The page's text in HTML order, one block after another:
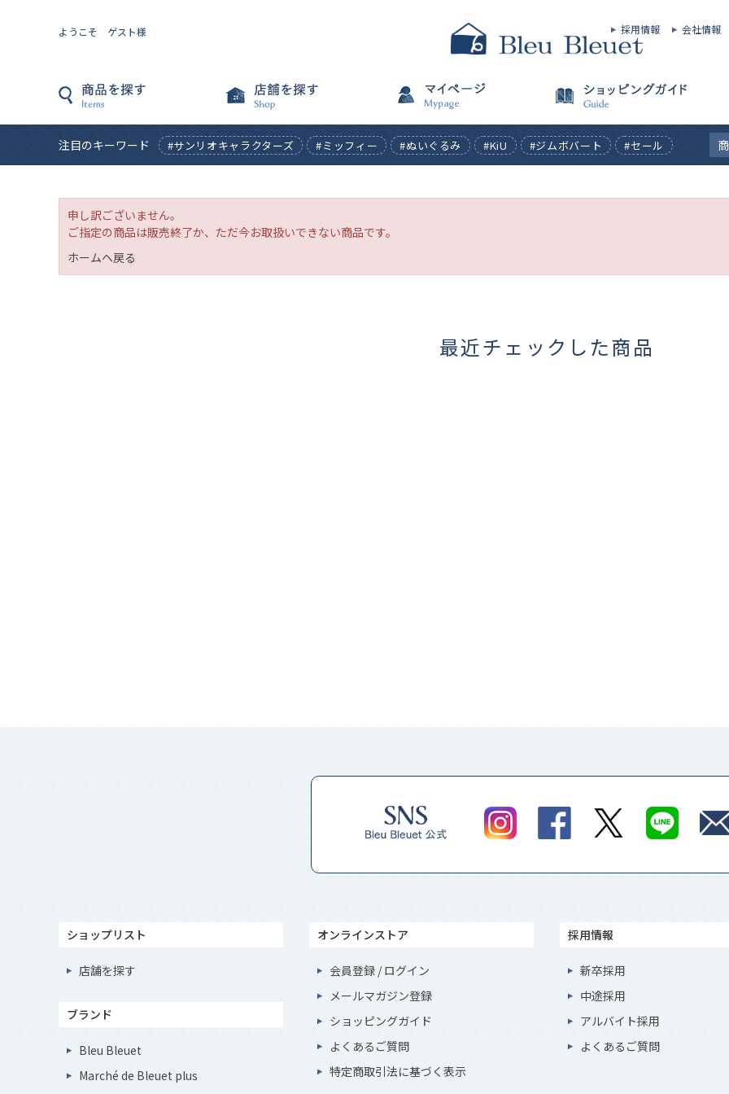
ようこそ ゲスト様 採用情報 会社情報
注目のキーワード #サンリオキャラクターズ #ミッフィー #ぬいぐるみ #KiU #ジムボバート #セール
申し訳ございません。
ご指定の商品は販売終了か、ただ今お取扱いできない商品です。
ホームへ戻る
最近チェックした商品
ショップリスト
店舗を探す
ブランド
Bleu Bleuet
Marché de Bleuet plus
オンラインストア
会員登録 / ログイン
メールマガジン登録
ショッピングガイド
よくあるご質問
特定商取引法に基づく表示
採用情報
新卒採用
中途採用
アルバイト採用
よくあるご質問